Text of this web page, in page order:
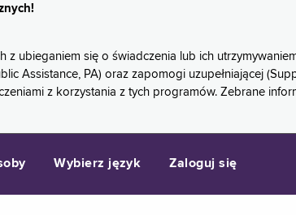
ubieganiem się o świadczenia lub ich
Assistance, PA) oraz zapomogi uzupełniającej
z korzystania z tych programów. Zebrane
Wybierz język Zaloguj się